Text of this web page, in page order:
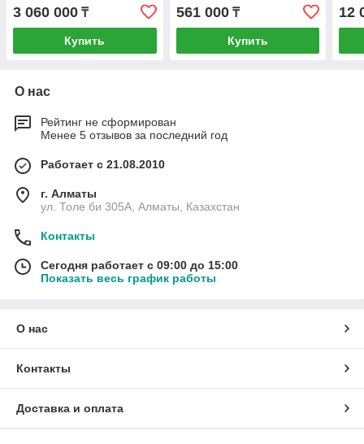
головкой (DX7)
3 060 000 ₸
Купить
561 000₸
Купить
12
О нас
Рейтинг не сформирован
Менее 5 отзывов за последний год
Работает с 21.08.2010
г. Алматы
ул. Толе би 305А, Алматы, Казахстан
Контакты
Сегодня работает с 09:00 до 15:00
Показать весь график работы
О нас
Контакты
Доставка и оплата